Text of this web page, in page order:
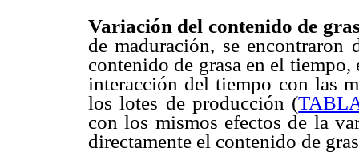
Variación del contenido de
de maduración, se
contenido de grasa en el
interacción del tiempo con las
los lotes de producción (
con los mismos efectos de la
directamente el contenido de